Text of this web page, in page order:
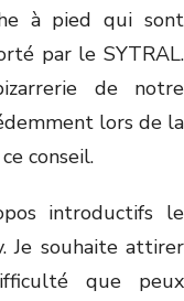
à pied qui sont
par le SYTRAL.
de notre
lors de la
conseil.
introductifs le
Je souhaite attirer
que peux